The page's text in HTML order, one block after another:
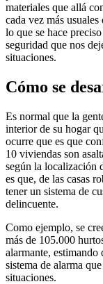
materiales que allá
cada vez más
lo que se hace
seguridad que nos
situaciones.
Cómo se
Es normal que la
interior de su hogar
ocurre que es que
10 viviendas son
según la localización
es que, de las casas
tener un sistema de
delincuente.
Como ejemplo, se
más de 105.000
alarmante, estimando
sistema de alarma
situaciones.